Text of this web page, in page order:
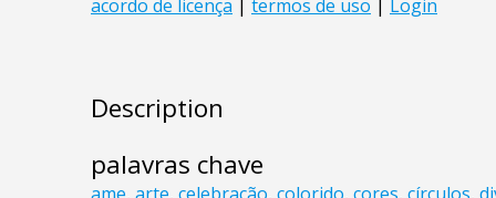
Description
palavras chave